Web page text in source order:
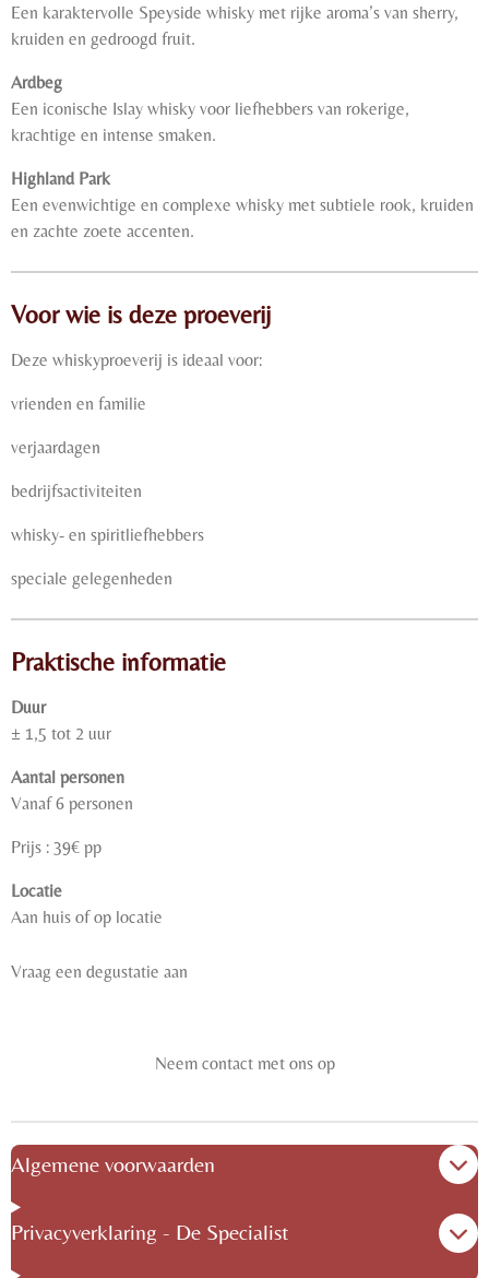
Een karaktervolle Speyside whisky met rijke aroma’s van sherry,
kruiden en gedroogd fruit.
Ardbeg
Een iconische Islay whisky voor liefhebbers van rokerige,
krachtige en intense smaken.
Highland Park
Een evenwichtige en complexe whisky met subtiele rook, kruiden
en zachte zoete accenten.
Voor wie is deze proeverij
Deze whiskyproeverij is ideaal voor:
vrienden en familie
verjaardagen
bedrijfsactiviteiten
whisky- en spiritliefhebbers
speciale gelegenheden
Praktische informatie
Duur
± 1,5 tot 2 uur
Aantal personen
Vanaf 6 personen
Prijs : 39€ pp
Locatie
Aan huis of op locatie
Vraag een degustatie aan
Neem contact met ons op
Algemene voorwaarden
Privacyverklaring - De Specialist